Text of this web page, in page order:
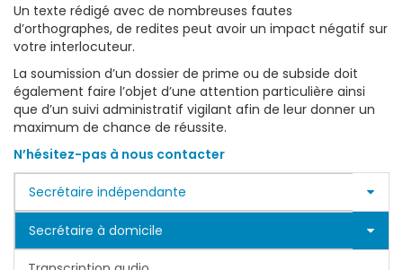
Un texte rédigé avec de nombreuses fautes
d’orthographes, de redites peut avoir un impact négatif sur
votre interlocuteur.
La soumission d’un dossier de prime ou de subside doit
également faire l’objet d’une attention particulière ainsi
que d’un suivi administratif vigilant afin de leur donner un
maximum de chance de réussite.
N’hésitez-pas à nous contacter
Secrétaire indépendante
Secrétaire à domicile